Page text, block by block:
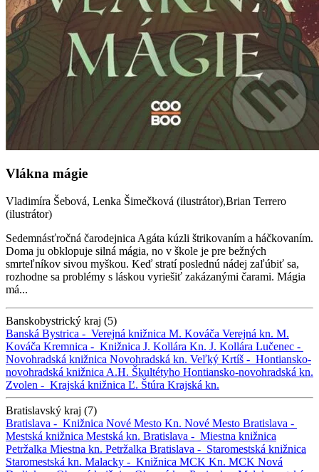
Vlákna mágie
Vladimíra Šebová, Lenka Šimečková (ilustrátor),Brian Terrero
(ilustrátor)
Sedemnásťročná čarodejnica Agáta kúzli štrikovaním a háčkovaním.
Doma ju obklopuje silná mágia, no v škole je pre bežných
smrteľníkov sivou myškou. Keď stratí poslednú nádej zaľúbiť sa,
rozhodne sa problémy s láskou vyriešiť zakázanými čarami. Mágia
má...
Banskobystrický kraj (5)
Banská Bystrica - Verejná knižnica M. Kováča Verejná kn. M.
Kováča Kremnica - Knižnica J. Kollára Kn. J. Kollára Lučenec -
Novohradská knižnica Novohradská kn. Veľký Krtíš - Hontiansko-
novohradská knižnica A.H. Škultétyho Hontiansko-novohradská kn.
Zvolen - Krajská knižnica Ľ. Štúra Krajská kn.
Bratislavský kraj (7)
Bratislava - Knižnica Nové Mesto Kn. Nové Mesto Bratislava -
Mestská knižnica Mestská kn. Bratislava - Miestna knižnica
Petržalka Miestna kn. Petržalka Bratislava - Staromestská knižnica
Staromestská kn. Malacky - Knižnica MCK Kn. MCK Nová